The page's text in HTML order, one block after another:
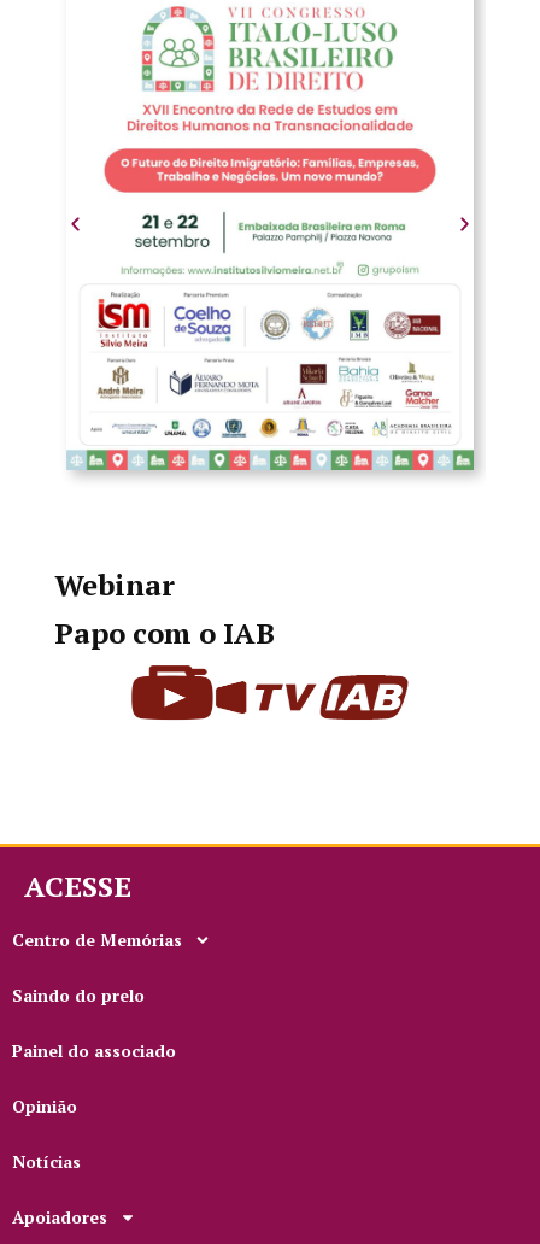
Webinar
Papo com o IAB
ACESSE
Centro de Memórias
Saindo do prelo
Painel do associado
Opinião
Notícias
Apoiadores